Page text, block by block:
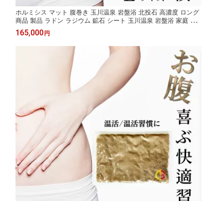
ホルミシス マット 腹巻き 玉川温泉 岩盤浴 北投石 高濃度 ロング
商品 製品 ラドン ラジウム 鉱石 シート 玉川温泉 岩盤浴 家庭 腸
活 温活グッズ 健康グッズ バドガシュタイン 鉱石 三朝温泉 岩盤
浴 家庭用 温泉 効果
165,000円